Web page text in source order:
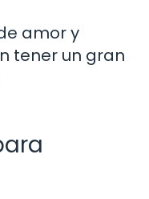
amor y
tener un gran